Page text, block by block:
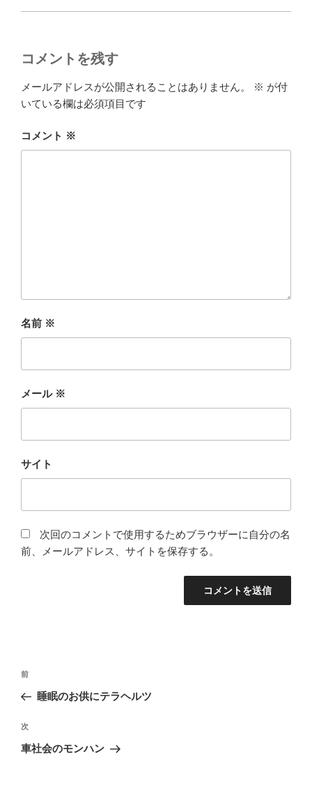
コメントを残す
メールアドレスが公開されることはありません。 ※ が付
いている欄は必須項目です
コメント ※
名前 ※
メール ※
サイト
次回のコメントで使用するためブラウザーに自分の名
前、メールアドレス、サイトを保存する。
投
ナ
ビ
ゲ
前
の
稿
前
睡眠のお供にテラヘルツ
次
の
次
車社会のモンハン